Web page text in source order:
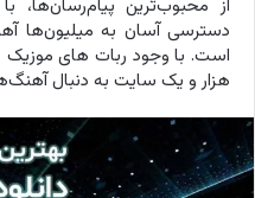
از محبوب‌ترین پیام‌رسان‌ها،
دسترسی آسان به میلیون‌ها
است. با وجود ربات های موزیک
هزار و یک سایت به دنبال